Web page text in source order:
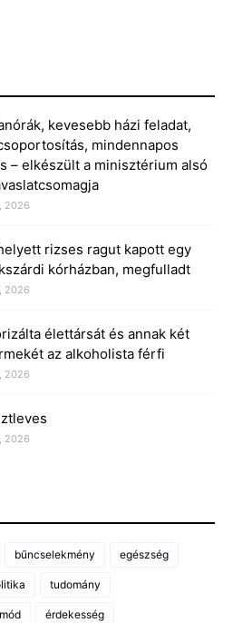
kevesebb házi feladat,
mindennapos
– elkészült a minisztérium alsó
2026
rizses ragut kapott egy
kórházban, megfulladt
2026
élettársát és annak két
az alkoholista férfi
2026
2026
bűncselekmény egészség
tudomány
érdekesség